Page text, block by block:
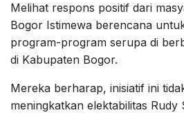
Melihat respons positif dari
Bogor Istimewa berencana
program-program serupa di
di Kabupaten Bogor.
Mereka berharap, inisiatif ini
meningkatkan elektabilitas